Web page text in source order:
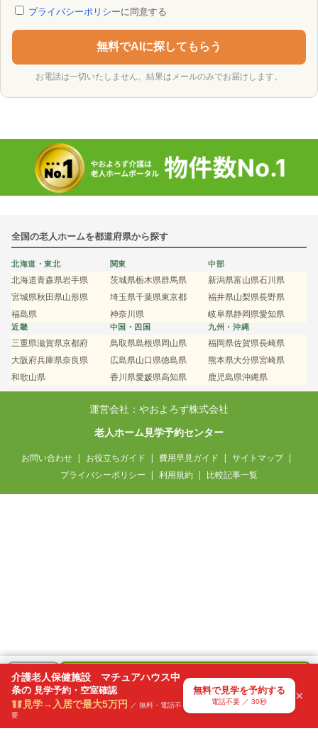
＋
気になる
リスト
無料
で
見学を予約
電話不要・30秒で送信
プライバシーポリシーに同意する
無料でAIに探してもらう
お電話は一切いたしません。結果はメールのみでお届けします。
全国の老人ホームを都道府県から探す
北海道・東北
北海道青森県岩手県
宮城県秋田県山形県
福島県
関東
茨城県栃木県群馬県
埼玉県千葉県東京都
神奈川県
中部
新潟県富山県石川県
福井県山梨県長野県
岐阜県静岡県愛知県
近畿
三重県滋賀県京都府
大阪府兵庫県奈良県
和歌山県
中国・四国
鳥取県島根県岡山県
広島県山口県徳島県
香川県愛媛県高知県
九州・沖縄
福岡県佐賀県長崎県
熊本県大分県宮崎県
鹿児島県沖縄県
運営会社：やおよろず株式会社
老人ホーム見学予約センター
お問い合わせ お役立ちガイド 費用早見ガイド
サイトマップ
プライバシーポリシー
利用規約 比較記事一覧
介護老人保健施設 マチュアハウス中
条の 見学予約・空室確認
見学→入居で最大5万円
／ 無料・電話不
要
無料で見学を予約する
電話不要 ／ 30秒 ×